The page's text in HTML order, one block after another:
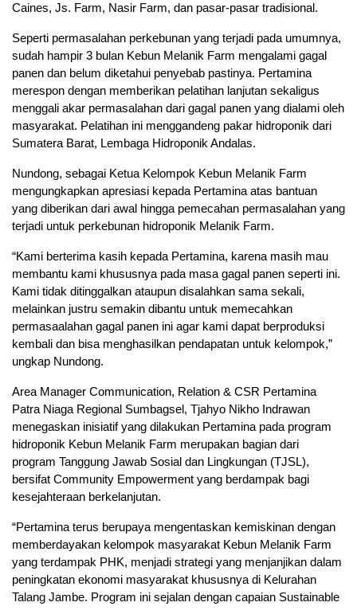
Caines, Js. Farm, Nasir Farm, dan pasar-pasar tradisional.
Seperti permasalahan perkebunan yang terjadi pada umumnya,
sudah hampir 3 bulan Kebun Melanik Farm mengalami gagal
panen dan belum diketahui penyebab pastinya. Pertamina
merespon dengan memberikan pelatihan lanjutan sekaligus
menggali akar permasalahan dari gagal panen yang dialami oleh
masyarakat. Pelatihan ini menggandeng pakar hidroponik dari
Sumatera Barat, Lembaga Hidroponik Andalas.
Nundong, sebagai Ketua Kelompok Kebun Melanik Farm
mengungkapkan apresiasi kepada Pertamina atas bantuan
yang diberikan dari awal hingga pemecahan permasalahan yang
terjadi untuk perkebunan hidroponik Melanik Farm.
“Kami berterima kasih kepada Pertamina, karena masih mau
membantu kami khususnya pada masa gagal panen seperti ini.
Kami tidak ditinggalkan ataupun disalahkan sama sekali,
melainkan justru semakin dibantu untuk memecahkan
permasaalahan gagal panen ini agar kami dapat berproduksi
kembali dan bisa menghasilkan pendapatan untuk kelompok,”
ungkap Nundong.
Area Manager Communication, Relation & CSR Pertamina
Patra Niaga Regional Sumbagsel, Tjahyo Nikho Indrawan
menegaskan inisiatif yang dilakukan Pertamina pada program
hidroponik Kebun Melanik Farm merupakan bagian dari
program Tanggung Jawab Sosial dan Lingkungan (TJSL),
bersifat Community Empowerment yang berdampak bagi
kesejahteraan berkelanjutan.
“Pertamina terus berupaya mengentaskan kemiskinan dengan
memberdayakan kelompok masyarakat Kebun Melanik Farm
yang terdampak PHK, menjadi strategi yang menjanjikan dalam
peningkatan ekonomi masyarakat khususnya di Kelurahan
Talang Jambe. Program ini sejalan dengan capaian Sustainable